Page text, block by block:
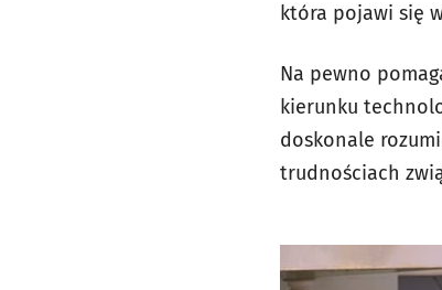
która pojawi się
Na pewno
kierunku
doskonale
trudnościach